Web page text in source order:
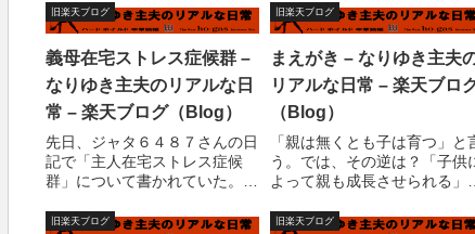
ことがいっぱいあるよな?。実
際に私の妻は忙しい。忙しい主
な理由は、・主婦である。・手
作り赤ちゃん靴の先生であ
る。・子供が１人いる。...
晩、義母を含めて皆、車で実
へ帰ります。子供たちは約１
間、義母に面倒みてもらいま
す。私たちも今日は泊まらな
てはいけません。明日...
旧楽天ブログ
義母在宅ストレス症候群 –
なりゆき主夫のリアルな日
常 – 楽天ブログ（Blog）
先日、ジャタ６４８７さんの日
記で「主人在宅ストレス症候
群」について書かれていた。ど
那さんが定年退職等をして家に
旧楽天ブログ
まえがき – なりゆき主夫
リアルな日常 – 楽天ブロ
（Blog）
「親は無くとも子は育つ」と
う。では、その逆は？「子供
よって親も成長させられる」こ
も親は育たない」これは現実
旧楽天ブログ 旧楽天ブログ